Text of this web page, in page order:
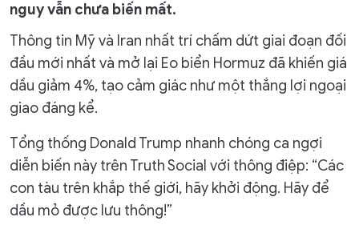
nguy vẫn chưa biến mất.
Thông tin Mỹ và Iran nhất trí chấm dứt giai đoạn đối
đầu mới nhất và mở lại Eo biển Hormuz đã khiến giá
dầu giảm 4%, tạo cảm giác như một thắng lợi ngoại
giao đáng kể.
Tổng thống Donald Trump nhanh chóng ca ngợi
diễn biến này trên Truth Social với thông điệp: “Các
con tàu trên khắp thế giới, hãy khởi động. Hãy để
dầu mỏ được lưu thông!”